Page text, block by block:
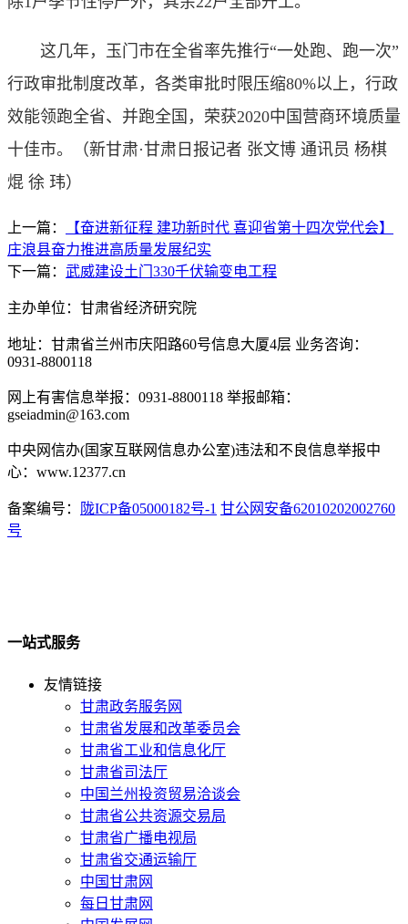
这几年，玉门市在全省率先推行“一处跑、跑一次”
行政审批制度改革，各类审批时限压缩80%以上，行政
效能领跑全省、并跑全国，荣获2020中国营商环境质量
十佳市。（新甘肃·甘肃日报记者 张文博 通讯员 杨棋
焜 徐 玮）
上一篇：
【奋进新征程 建功新时代 喜迎省第十四次党代会】
庄浪县奋力推进高质量发展纪实
下一篇： 武威建设土门330千伏输变电工程
主办单位：甘肃省经济研究院
地址：甘肃省兰州市庆阳路60号信息大厦4层 业务咨询：
0931-8800118
网上有害信息举报：0931-8800118 举报邮箱：
gseiadmin@163.com
中央网信办(国家互联网信息办公室)违法和不良信息举报中
心：www.12377.cn
备案编号： 陇ICP备05000182号-1 甘公网安备62010202002760
号
一站式服务
友情链接
甘肃政务服务网
甘肃省发展和改革委员会
甘肃省工业和信息化厅
甘肃省司法厅
中国兰州投资贸易洽谈会
甘肃省公共资源交易局
甘肃省广播电视局
甘肃省交通运输厅
中国甘肃网
每日甘肃网